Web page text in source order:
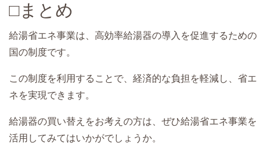
□まとめ
給湯省エネ事業は、高効率給湯器の導入を促進するための
国の制度です。
この制度を利用することで、経済的な負担を軽減し、省エ
ネを実現できます。
給湯器の買い替えをお考えの方は、ぜひ給湯省エネ事業を
活用してみてはいかがでしょうか。